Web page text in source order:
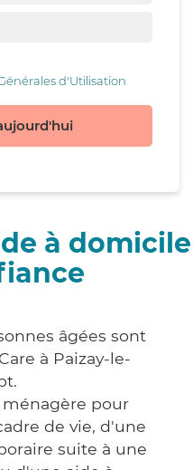
d'Utilisation
à domicile
âgées sont
à Paizay-le-
pour
de vie, d'une
suite à une